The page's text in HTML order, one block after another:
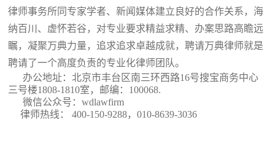
律师事务所同专家学者、新闻媒体建立良好的合作关系，海
纳百川、虚怀若谷，对专业要求精益求精、办案思路高瞻远
瞩，凝聚万典力量，追求追求卓越成就，聘请万典律师就是
聘请了一个高度负责的专业化律师团队。
办公地址：北京市丰台区南三环西路16号搜宝商务中心
三号楼1808-1810室 ，邮编：100068.
微信公众号：wdlawfirm
律师热线： 400-150-9288，010-8639-3036